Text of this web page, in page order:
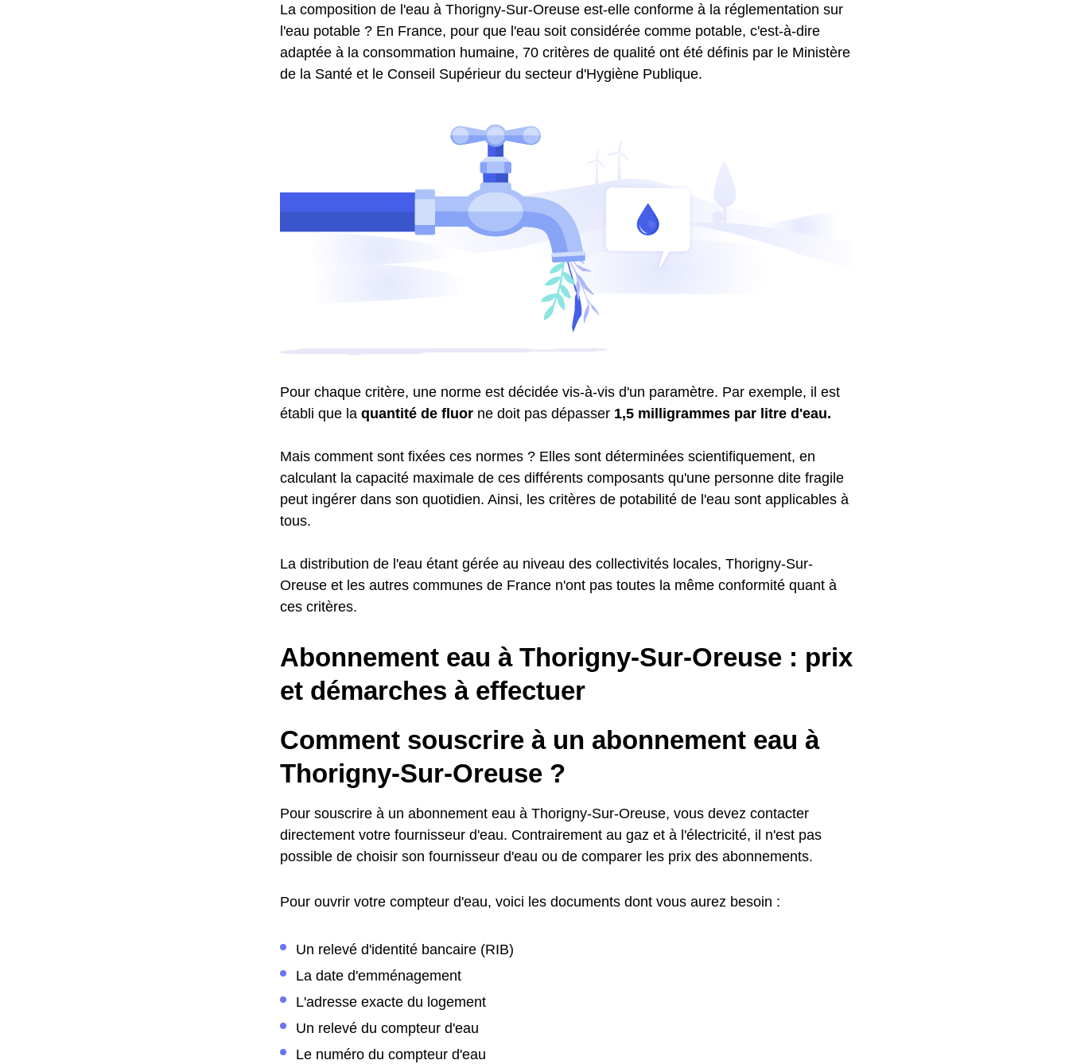
La composition de l'eau à Thorigny-Sur-Oreuse est-elle conforme à la réglementation sur
l'eau potable ? En France, pour que l'eau soit considérée comme potable, c'est-à-dire
adaptée à la consommation humaine, 70 critères de qualité ont été définis par le Ministère
de la Santé et le Conseil Supérieur du secteur d'Hygiène Publique.
Pour chaque critère, une norme est décidée vis-à-vis d'un paramètre. Par exemple, il est
établi que la quantité de fluor ne doit pas dépasser 1,5 milligrammes par litre d'eau.
Mais comment sont fixées ces normes ? Elles sont déterminées scientifiquement, en
calculant la capacité maximale de ces différents composants qu'une personne dite fragile
peut ingérer dans son quotidien. Ainsi, les critères de potabilité de l'eau sont applicables à
tous.
La distribution de l'eau étant gérée au niveau des collectivités locales, Thorigny-Sur-
Oreuse et les autres communes de France n'ont pas toutes la même conformité quant à
ces critères.
Abonnement eau à Thorigny-Sur-Oreuse : prix
et démarches à effectuer
Comment souscrire à un abonnement eau à
Thorigny-Sur-Oreuse ?
Pour souscrire à un abonnement eau à Thorigny-Sur-Oreuse, vous devez contacter
directement votre fournisseur d'eau. Contrairement au gaz et à l'électricité, il n'est pas
possible de choisir son fournisseur d'eau ou de comparer les prix des abonnements.
Pour ouvrir votre compteur d'eau, voici les documents dont vous aurez besoin :
Un relevé d'identité bancaire (RIB)
La date d'emménagement
L'adresse exacte du logement
Un relevé du compteur d'eau
Le numéro du compteur d'eau